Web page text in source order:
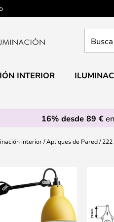
aquí
INTERIOR
16% desde 89 €
interior Apliques de Pared